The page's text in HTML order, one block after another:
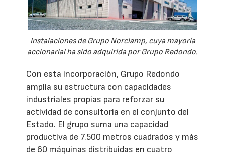
Instalaciones de Grupo Norclamp, cuya mayoría
accionarial ha sido adquirida por Grupo Redondo.
Con esta incorporación, Grupo Redondo
amplía su estructura con capacidades
industriales propias para reforzar su
actividad de consultoría en el conjunto del
Estado. El grupo suma una capacidad
productiva de 7.500 metros cuadrados y más
de 60 máquinas distribuidas en cuatro